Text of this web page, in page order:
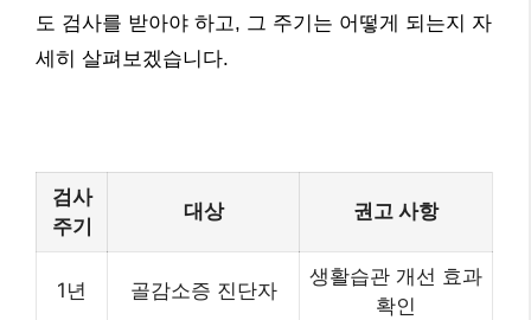
도 검사를 받아야 하고, 그 주기는 어떻게 되는지 자
세히 살펴보겠습니다.
검사
주기
대상 권고 사항
1년 골감소증 진단자
생활습관 개선 효과
확인